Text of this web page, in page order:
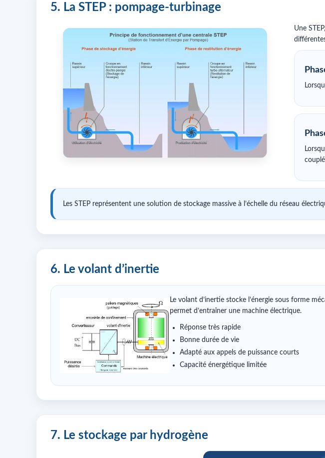
5. La STEP : pompage-turbinage
Une
Les STEP représentent une solution de stockage massive à l’échelle du réseau
6. Le volant d’inertie
Le volant d’inertie stocke l’énergie sous forme
permet d’entraîner une machine électrique.
Réponse très rapide
Bonne durée de vie
Adapté aux appels de puissance courts
Capacité énergétique limitée
7. Le stockage par hydrogène